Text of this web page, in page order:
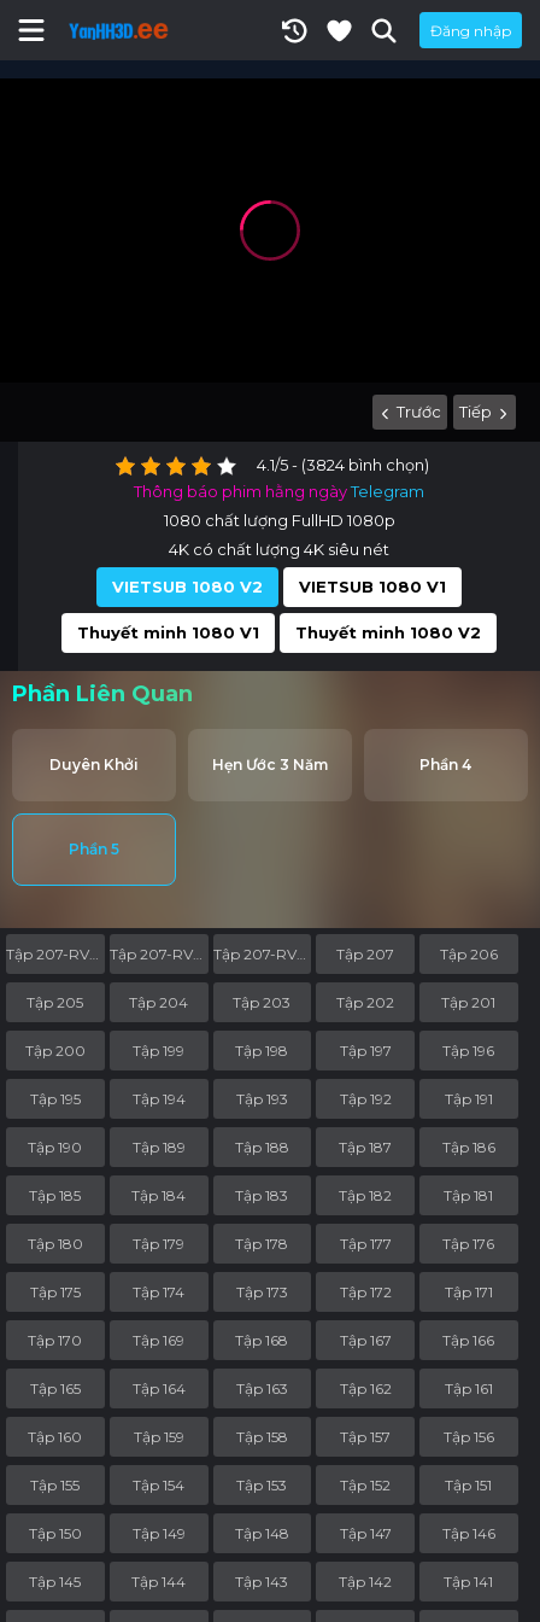
Đăng nhập
Trước Tiếp
4.1/5 - (3824 bình chọn)
Thông báo phim hằng ngàyTelegram
1080 chất lượng FullHD 1080p
4K có chất lượng 4K siêu nét
VIETSUB 1080 V2
VIETSUB 1080 V1
Thuyết minh 1080 V1 Thuyết minh 1080 V2
Phần Liên Quan
Duyên Khởi Hẹn Ước 3 Năm Phần 4
Phần 5
Tập 207-RV04 Tập 207-RV03 Tập 207 Tập 206
Tập 205 Tập 204 Tập 203 Tập 202 Tập 201
Tập 200 Tập 199 Tập 198 Tập 197 Tập 196
Tập 195 Tập 194 Tập 193 Tập 192 Tập 191
Tập 190 Tập 189 Tập 188 Tập 187 Tập 186
Tập 185 Tập 184 Tập 183 Tập 182 Tập 181
Tập 180 Tập 179 Tập 178 Tập 177 Tập 176
Tập 175 Tập 174 Tập 173 Tập 172 Tập 171
Tập 170 Tập 169 Tập 168 Tập 167 Tập 166
Tập 165 Tập 164 Tập 163 Tập 162 Tập 161
Tập 160 Tập 159 Tập 158 Tập 157 Tập 156
Tập 155 Tập 154 Tập 153 Tập 152 Tập 151
Tập 150 Tập 149 Tập 148 Tập 147 Tập 146
Tập 145 Tập 144 Tập 143 Tập 142 Tập 141